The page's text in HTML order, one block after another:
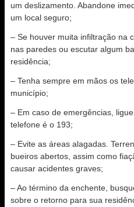
um deslizamento. Abandone
um local seguro;
– Se houver muita infiltração na
nas paredes ou escutar algum
residência;
– Tenha sempre em mãos os
município;
– Em caso de emergências,
telefone é o 193;
– Evite as áreas alagadas.
bueiros abertos, assim como
causar acidentes graves;
– Ao término da enchente,
sobre o retorno para sua